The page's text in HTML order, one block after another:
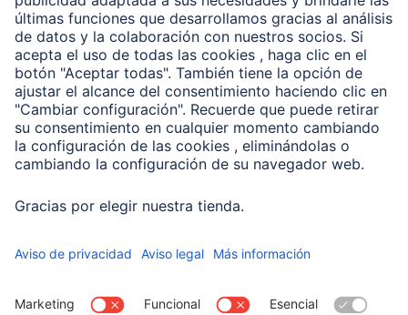
Conviértete en distribuidor
Compañía
Historia de la empresa
Hama en todo el Mundo
Sostenibilidad
Business-Portal